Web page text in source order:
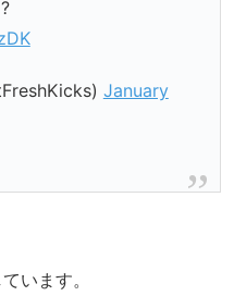
January
います。